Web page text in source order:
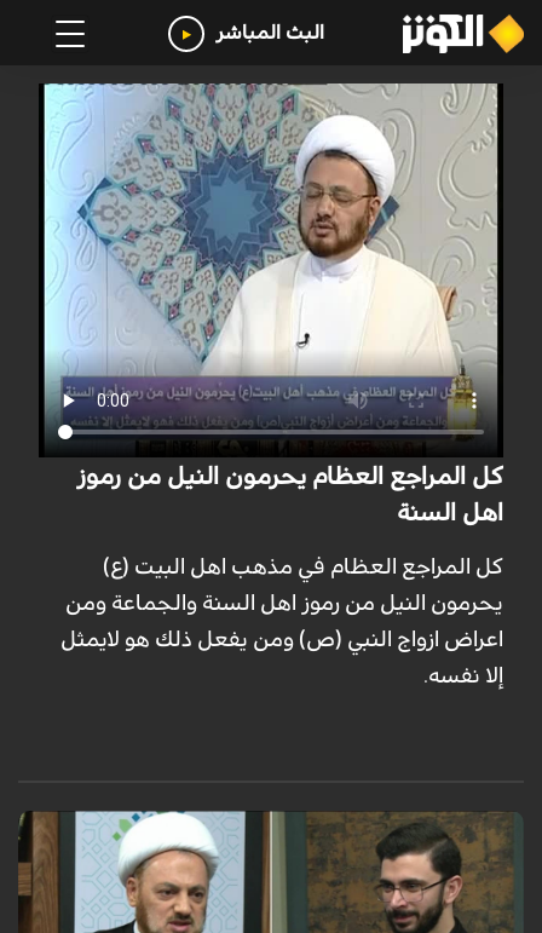
البث المباشر
كل المراجع العظام يحرمون النيل من رموز
اهل السنة
كل المراجع العظام في مذهب اهل البيت (ع)
يحرمون النيل من رموز اهل السنة والجماعة ومن
اعراض ازواج النبي (ص) ومن يفعل ذلك هو لايمثل
إلا نفسه.